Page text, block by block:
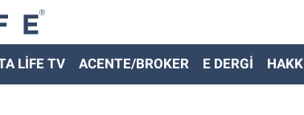
LİFE TV ACENTE/BROKER E DERGİ